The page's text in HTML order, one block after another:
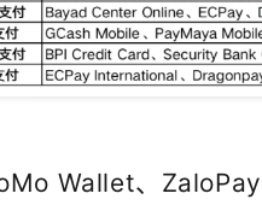
Wallet、